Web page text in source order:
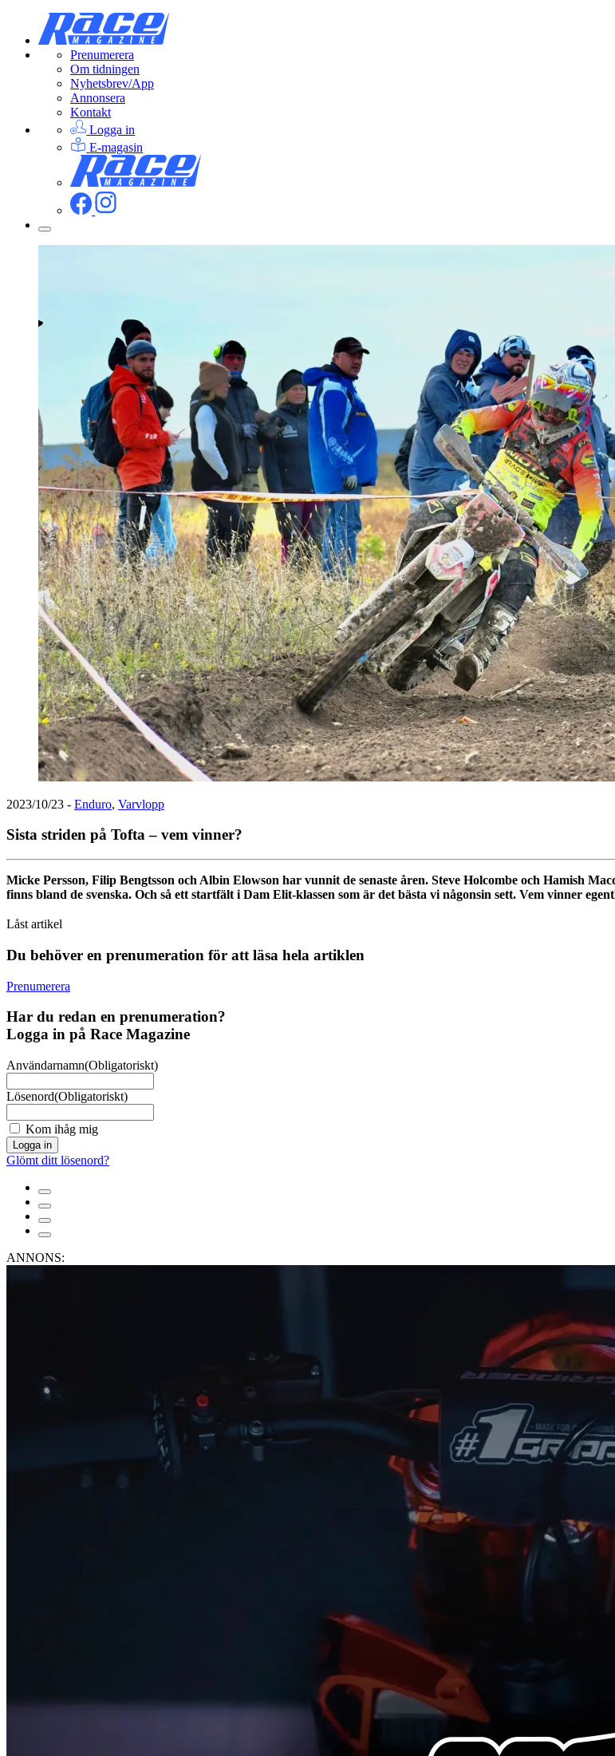
Prenumerera
Om tidningen
Nyhetsbrev/App
Annonsera
Kontakt
Logga in
E-magasin
2023/10/23 - Enduro, Varvlopp
Sista striden på Tofta – vem vinner?
Micke Persson, Filip Bengtsson och Albin Elowson har vunnit de senaste åren. Steve Holcombe och Hamish
finns bland de svenska. Och så ett startfält i Dam Elit-klassen som är det bästa vi någonsin sett. Vem vinner
Låst artikel
Du behöver en prenumeration för att läsa hela artiklen
Prenumerera
Har du redan en prenumeration?
Logga in på Race Magazine
Användarnamn(Obligatoriskt)
Lösenord(Obligatoriskt)
Kom ihåg mig
Logga in
Glömt ditt lösenord?
ANNONS: